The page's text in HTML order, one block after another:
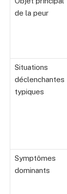
de la peur
Situations
déclenchantes
typiques
Symptômes
dominants